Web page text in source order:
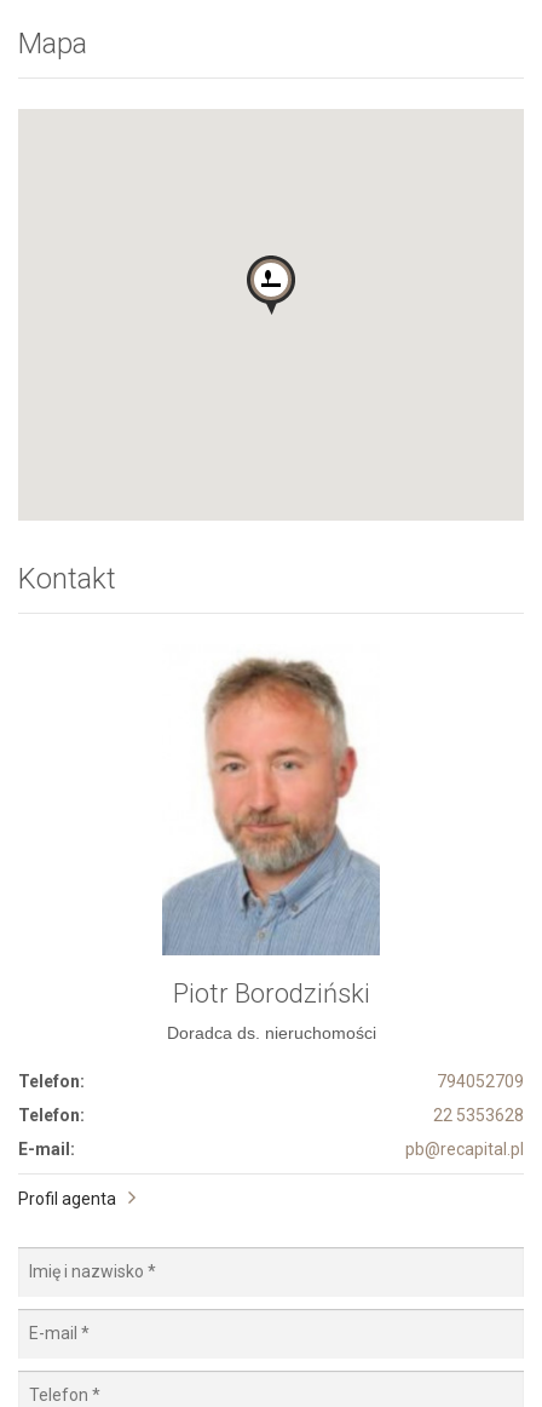
Mapa
Kontakt
Piotr Borodziński
Doradca ds. nieruchomości
Telefon:
794052709
Telefon:
22 5353628
E-mail:
pb@recapital.pl
Profil agenta